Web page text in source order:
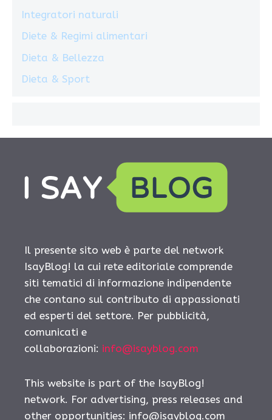
Integratori naturali
Diete & Regimi alimentari
Dieta & Bellezza
Dieta & Sport
Il presente sito web è parte del network
IsayBlog! la cui rete editoriale comprende
siti tematici di informazione indipendente
che contano sul contributo di appassionati
ed esperti del settore. Per pubblicità,
comunicati e
collaborazioni: info@isayblog.com
This website is part of the IsayBlog!
network. For advertising, press releases and
other opportunities: info@isayblog.com